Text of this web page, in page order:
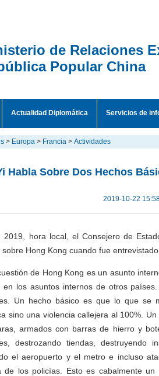
de Relaciones
Popular China
Actualidad Diplomática Servicios de
> Europa > Francia > Actividades
Habla Sobre Dos Hechos
2019-10-22
hora local, el Consejero de
Hong Kong cuando fue
de Hong Kong es un asunto
en los asuntos internos de otros
Un hecho básico es que lo que se
sino una violencia callejera al 100%.
armados con barras de hierro y
destrozando tiendas, destruyendo
el aeropuerto y el metro e incluso
de los policías. Esto es cabalmente